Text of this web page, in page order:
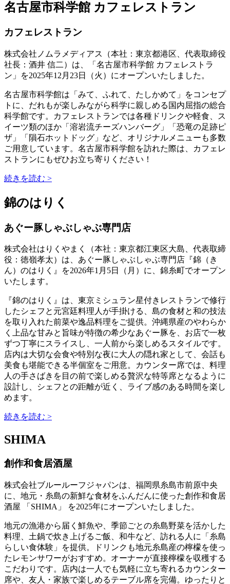
名古屋市科学館 カフェレストラン
カフェレストラン
株式会社ノムラメディアス（本社：東京都港区、代表取締役
社長：酒井 信二）は、「名古屋市科学館 カフェレストラ
ン」を2025年12月23日（火）にオープンいたしました。
名古屋市科学館は「みて、ふれて、たしかめて」をコンセプ
トに、だれもが楽しみながら科学に親しめる国内屈指の総合
科学館です。カフェレストランでは各種ドリンクや軽食、ス
イーツ類のほか「溶岩流チーズハンバーグ」「恐竜の足跡ピ
ザ」「隕石ホットドッグ」など、オリジナルメニューも多数
ご用意しています。名古屋市科学館を訪れた際は、カフェレ
ストランにもぜひお立ち寄りください！
続きを読む >
錦のはりく
あぐー豚しゃぶしゃぶ専門店
株式会社はりくやまく（本社：東京都江東区大島、代表取締
役：徳嶺孝太）は、あぐー豚しゃぶしゃぶ専門店『錦（き
ん）のはりく』を2026年1月5日（月）に、錦糸町でオープン
いたします。
『錦のはりく』は、東京ミシュラン星付きレストランで修行
したシェフと元宮廷料理人が手掛ける、島の食材と和の技法
を取り入れた前菜や逸品料理をご提供。沖縄県産のやわらか
く上品な甘みと旨味が特徴の希少なあぐー豚を、お店で一枚
ずつ丁寧にスライスし、一人前から楽しめるスタイルです。
店内は大切な会食や特別な夜に大人の隠れ家として、会話も
美食も堪能できる半個室をご用意。カウンター席では、料理
人の手さばきを目の前で楽しめる贅沢な特等席となるように
設計し、シェフとの距離が近く、ライブ感のある時間を楽し
めます。
続きを読む >
SHIMA
創作和食居酒屋
株式会社ブルールーフジャパンは、福岡県糸島市前原中央
に、地元・糸島の新鮮な食材をふんだんに使った創作和食居
酒屋 「SHIMA」 を2025年にオープンいたしました。
地元の漁港から届く鮮魚や、季節ごとの糸島野菜を活かした
料理、土鍋で炊き上げるご飯、和牛など、訪れる人に「糸島
らしい食体験」を提供。ドリンクも地元糸島産の檸檬を使っ
たレモンサワーがおすすめ。オーナーが直接檸檬を収穫する
こだわりです。店内は一人でも気軽に立ち寄れるカウンター
席や、友人・家族で楽しめるテーブル席を完備。ゆったりと